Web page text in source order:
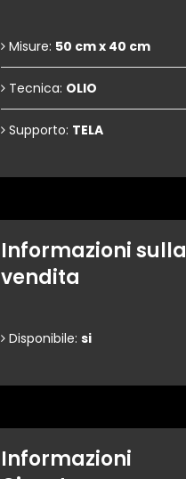
Misure: 50 cm x 40 cm
Tecnica: OLIO
Supporto: TELA
Informazioni sulla
vendita
Disponibile: si
Informazioni